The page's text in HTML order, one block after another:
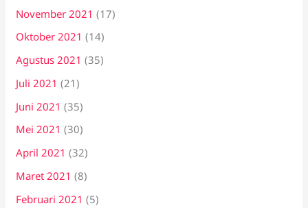
November 2021 (17)
Oktober 2021 (14)
Agustus 2021 (35)
Juli 2021 (21)
Juni 2021 (35)
Mei 2021 (30)
April 2021 (32)
Maret 2021 (8)
Februari 2021 (5)